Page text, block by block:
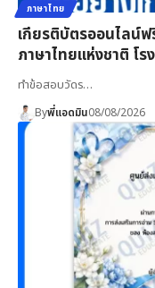
ภาษาไทย
เกียรติบัตรออนไลน์ฟ
ภาษาไทยแห่งชาติ โ
ทำข้อสอบวัดร…
Byพี่แอดมิน08/08/2026